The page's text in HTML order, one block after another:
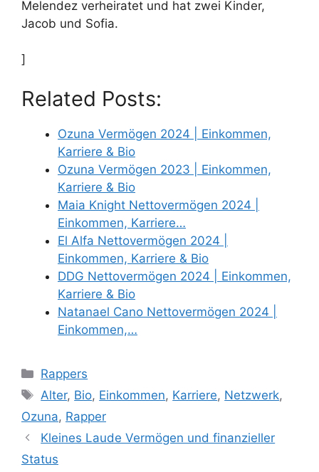
Melendez verheiratet und hat zwei Kinder,
Jacob und Sofia.
]
Related Posts:
Ozuna Vermögen 2024 | Einkommen,
Karriere & Bio
Ozuna Vermögen 2023 | Einkommen,
Karriere & Bio
Maia Knight Nettovermögen 2024 |
Einkommen, Karriere…
El Alfa Nettovermögen 2024 |
Einkommen, Karriere & Bio
DDG Nettovermögen 2024 | Einkommen,
Karriere & Bio
Natanael Cano Nettovermögen 2024 |
Einkommen,…
Categories
Rappers
Tags
Alter, Bio, Einkommen, Karriere, Netzwerk,
Ozuna, Rapper
Kleines Laude Vermögen und finanzieller
Status